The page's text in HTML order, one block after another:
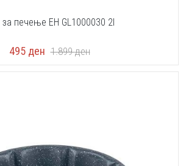
печење EH GL1000030 2l
495 ден 1.899ден